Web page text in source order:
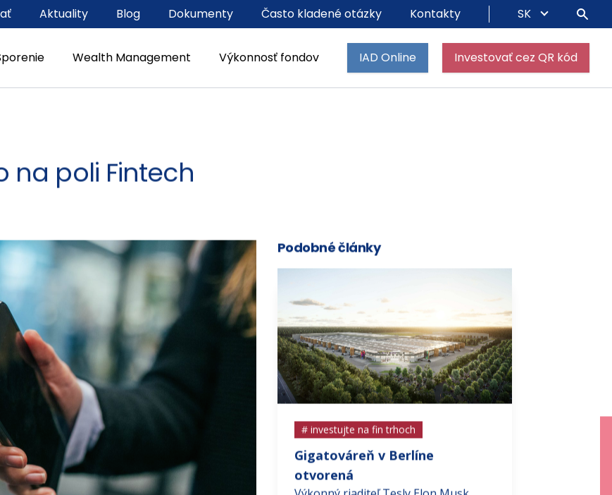
Wealth Management Výkonnosť fondov IAD Online Investovať cez QR kód
Aktuality Blog Dokumenty Často kladené otázky Kontakty SK
na poli Fintech
Podobné články
# investujte na fin trhoch
ECB znižuje úrokové sadzby po
piatich rokoch
# investujte na fin trhoch
Gigatováreň v Berlíne
otvorená